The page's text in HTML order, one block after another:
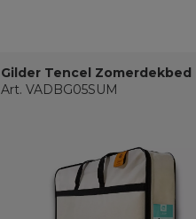
Gilder Tencel Zomerdekbed
Art. VADBG05SUM